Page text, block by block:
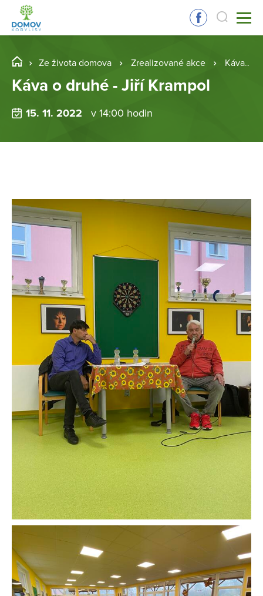
Ze života domova Zrealizované akce Káva o druhé - Jiří Krampol
Káva o druhé - Jiří Krampol
15. 11. 2022 v 14:00 hodin